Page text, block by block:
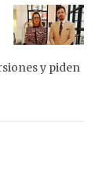
y piden